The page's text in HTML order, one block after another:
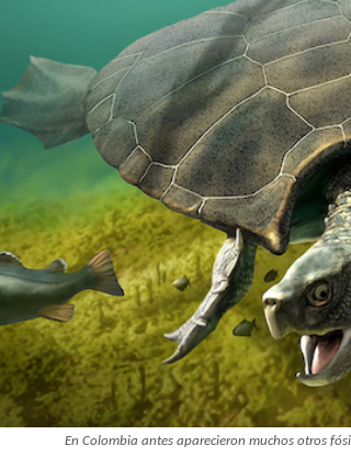
En Colombia antes aparecieron muchos otros